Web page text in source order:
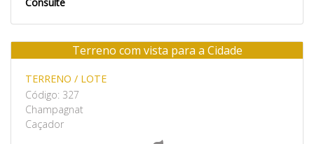
Venda
Terreno com vista para a Cidade
TERRENO / LOTE
Código: 327
Champagnat
Caçador